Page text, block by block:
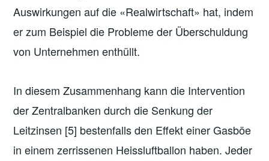
Auswirkungen auf die «Realwirtschaft» hat, indem
er zum Beispiel die Probleme der Überschuldung
von Unternehmen enthüllt.
In diesem Zusammenhang kann die Intervention
der Zentralbanken durch die Senkung der
Leitzinsen [5] bestenfalls den Effekt einer Gasböe
in einem zerrissenen Heissluftballon haben. Jeder